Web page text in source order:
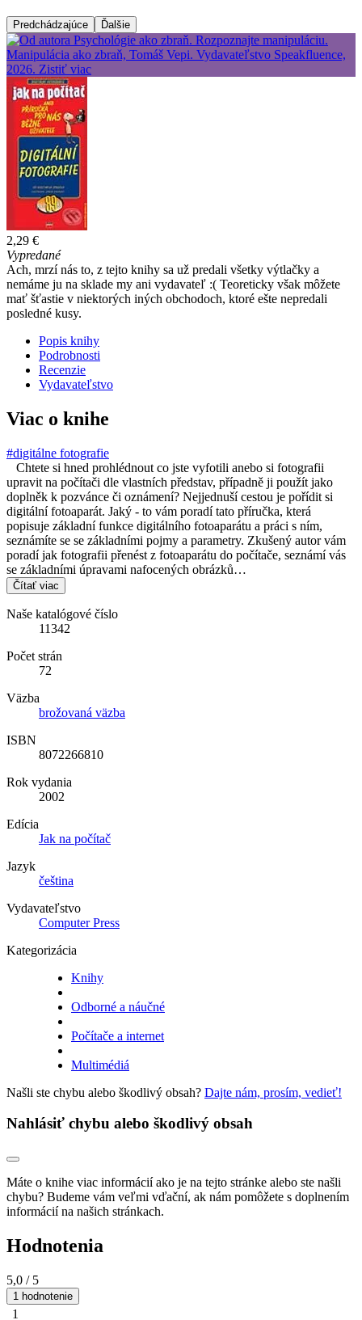
Predchádzajúce Ďalšie
2,29 €
Vypredané
Ach, mrzí nás to, z tejto knihy sa už predali všetky výtlačky a
nemáme ju na sklade my ani vydavateľ :( Teoreticky však môžete
mať šťastie v niektorých iných obchodoch, ktoré ešte nepredali
posledné kusy.
Popis knihy
Podrobnosti
Recenzie
Vydavateľstvo
Viac o knihe
#digitálne fotografie
Chtete si hned prohlédnout co jste vyfotili anebo si fotografii
upravit na počítači dle vlastních představ, případně ji použít jako
doplněk k pozvánce či oznámení? Nejjednuší cestou je pořídit si
digitální fotoaparát. Jaký - to vám poradí tato příručka, která
popisuje základní funkce digitálního fotoaparátu a práci s ním,
seznámíte se se základními pojmy a parametry. Zkušený autor vám
poradí jak fotografii přenést z fotoaparátu do počítače, seznámí vás
se základními úpravami nafocených obrázků…
Čítať viac
Naše katalógové číslo
11342
Počet strán
72
Väzba
brožovaná väzba
ISBN
8072266810
Rok vydania
2002
Edícia
Jak na počítač
Jazyk
čeština
Vydavateľstvo
Computer Press
Kategorizácia
Knihy
Odborné a náučné
Počítače a internet
Multimédiá
Našli ste chybu alebo škodlivý obsah? Dajte nám, prosím, vedieť!
Nahlásiť chybu alebo škodlivý obsah
Máte o knihe viac informácií ako je na tejto stránke alebo ste našli
chybu? Budeme vám veľmi vďační, ak nám pomôžete s doplnením
informácií na našich stránkach.
Hodnotenia
5,0 / 5
1 hodnotenie
1